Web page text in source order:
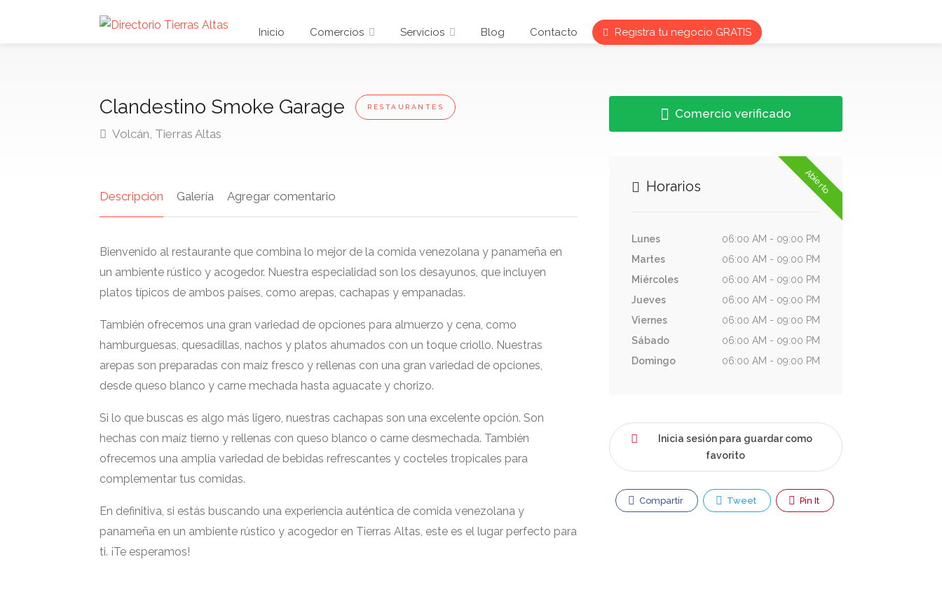
Inicio Comercios Servicios Blog Contacto Registra tu negocio GRATIS
Clandestino Smoke Garage RESTAURANTES
Volcán, Tierras Altas
Descripción Galería Agregar comentario
Bienvenido al restaurante que combina lo mejor de la comida venezolana y panameña en
un ambiente rústico y acogedor. Nuestra especialidad son los desayunos, que incluyen
platos típicos de ambos países, como arepas, cachapas y empanadas.
También ofrecemos una gran variedad de opciones para almuerzo y cena, como
hamburguesas, quesadillas, nachos y platos ahumados con un toque criollo. Nuestras
arepas son preparadas con maíz fresco y rellenas con una gran variedad de opciones,
desde queso blanco y carne mechada hasta aguacate y chorizo.
Si lo que buscas es algo más ligero, nuestras cachapas son una excelente opción. Son
hechas con maíz tierno y rellenas con queso blanco o carne desmechada. También
ofrecemos una amplia variedad de bebidas refrescantes y cocteles tropicales para
complementar tus comidas.
En definitiva, si estás buscando una experiencia auténtica de comida venezolana y
panameña en un ambiente rústico y acogedor en Tierras Altas, este es el lugar perfecto para
ti. ¡Te esperamos!
Comercio verificado
Abierto
Horarios
Lunes
06:00 AM - 09:00 PM
Martes
06:00 AM - 09:00 PM
Miércoles
06:00 AM - 09:00 PM
Jueves
06:00 AM - 09:00 PM
Viernes
06:00 AM - 09:00 PM
Sábado
06:00 AM - 09:00 PM
Domingo
06:00 AM - 09:00 PM
Inicia sesión para guardar como
favorito
Compartir Tweet Pin It